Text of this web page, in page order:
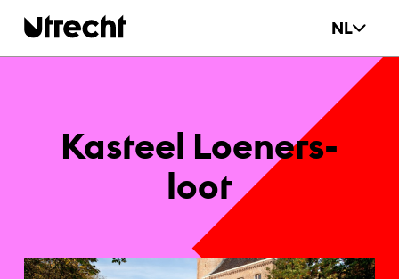
NL
Kas­teel Lo­en­ers­
loot